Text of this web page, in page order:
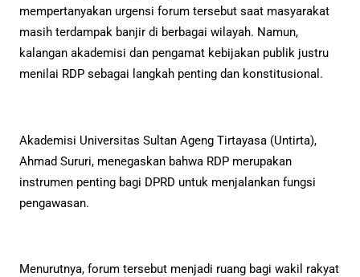
mempertanyakan urgensi forum tersebut saat masyarakat
masih terdampak banjir di berbagai wilayah. Namun,
kalangan akademisi dan pengamat kebijakan publik justru
menilai RDP sebagai langkah penting dan konstitusional.
Akademisi Universitas Sultan Ageng Tirtayasa (Untirta),
Ahmad Sururi, menegaskan bahwa RDP merupakan
instrumen penting bagi DPRD untuk menjalankan fungsi
pengawasan.
Menurutnya, forum tersebut menjadi ruang bagi wakil rakyat